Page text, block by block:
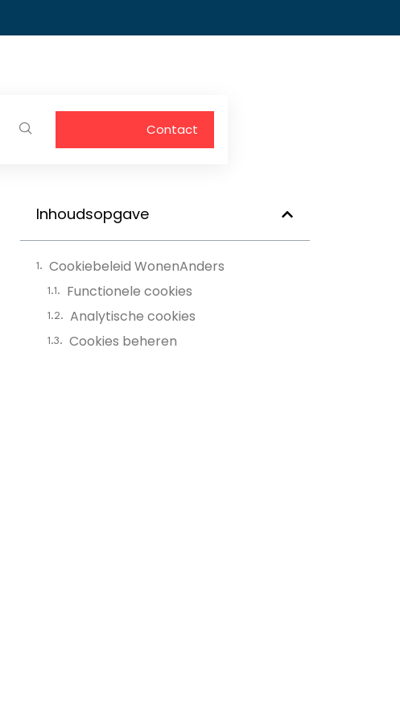
Contact
Inhoudsopgave
Cookiebeleid WonenAnders
Functionele cookies
Analytische cookies
Cookies beheren